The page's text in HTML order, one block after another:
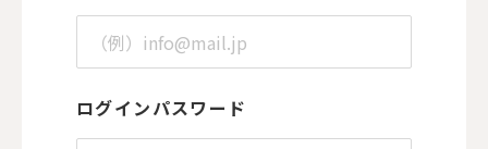
ログインパスワード